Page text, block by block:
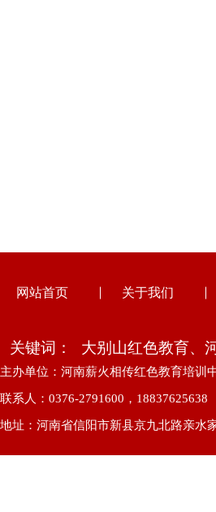
网站首页 关于我们
关键词： 大别山红色教育、
主办单位：河南薪火相传红色教育培训
联系人：0376-2791600，18837625638
地址：河南省信阳市新县京九北路亲